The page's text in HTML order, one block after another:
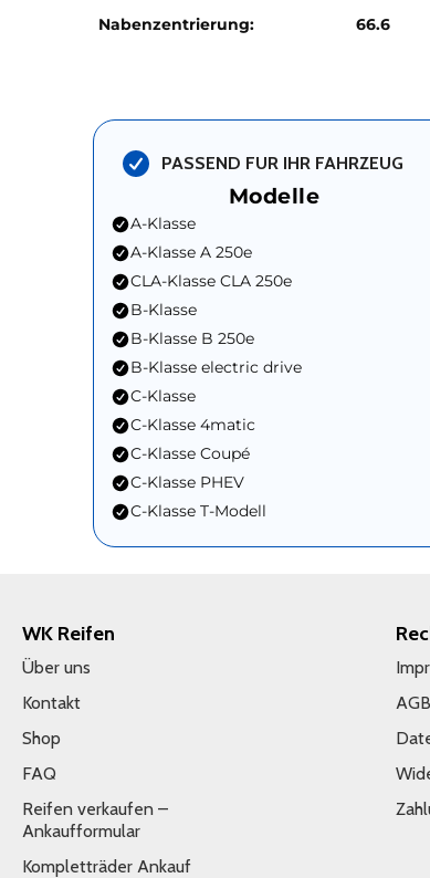
Nabenzentrierung:
66.6
PASSEND FUR IHR FAHRZEUG
Modelle
A-Klasse
A-Klasse A 250e
CLA-Klasse CLA 250e
B-Klasse
B-Klasse B 250e
B-Klasse electric drive
C-Klasse
C-Klasse 4matic
C-Klasse Coupé
C-Klasse PHEV
C-Klasse T-Modell
WK Reifen
Über uns
Kontakt
Shop
FAQ
Reifen verkaufen –
Ankaufformular
Kompletträder Ankauf
AGB